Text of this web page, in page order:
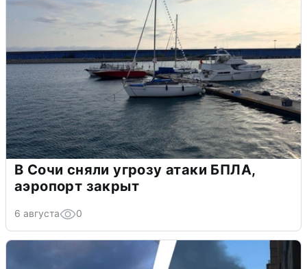
В Сочи сняли угрозу атаки БПЛА,
аэропорт закрыт
6 августа 0